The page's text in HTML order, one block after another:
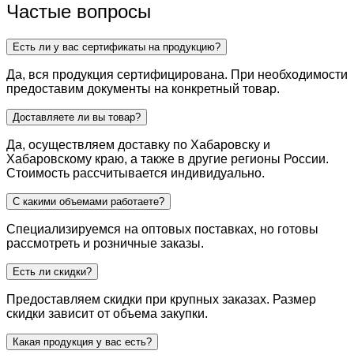
Частые вопросы
Есть ли у вас сертификаты на продукцию?
Да, вся продукция сертифицирована. При необходимости
предоставим документы на конкретный товар.
Доставляете ли вы товар?
Да, осуществляем доставку по Хабаровску и
Хабаровскому краю, а также в другие регионы России.
Стоимость рассчитывается индивидуально.
С какими объемами работаете?
Специализируемся на оптовых поставках, но готовы
рассмотреть и розничные заказы.
Есть ли скидки?
Предоставляем скидки при крупных заказах. Размер
скидки зависит от объема закупки.
Какая продукция у вас есть?